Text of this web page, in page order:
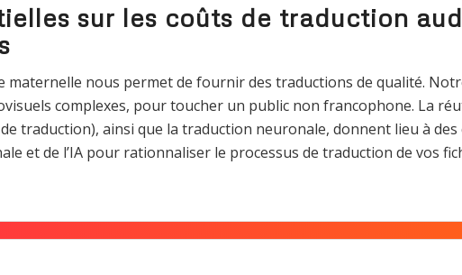
sur les coûts de traduction
maternelle nous permet de fournir des traductions de qualité.
complexes, pour toucher un public non francophone. La
traduction), ainsi que la traduction neuronale, donnent lieu à
et de l’IA pour rationnaliser le processus de traduction de vos